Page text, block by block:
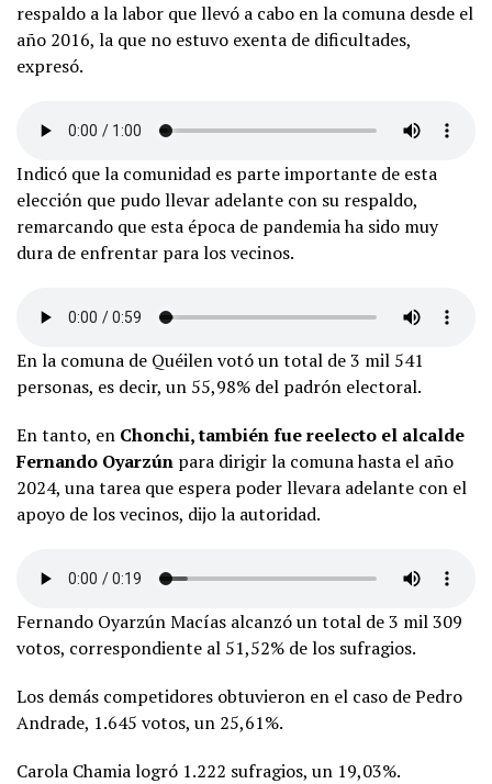
respaldo a la labor que llevó a cabo en la comuna desde el
año 2016, la que no estuvo exenta de dificultades,
expresó.
Indicó que la comunidad es parte importante de esta
elección que pudo llevar adelante con su respaldo,
remarcando que esta época de pandemia ha sido muy
dura de enfrentar para los vecinos.
En la comuna de Quéilen votó un total de 3 mil 541
personas, es decir, un 55,98% del padrón electoral.
En tanto, en Chonchi, también fue reelecto el alcalde
Fernando Oyarzún para dirigir la comuna hasta el año
2024, una tarea que espera poder llevara adelante con el
apoyo de los vecinos, dijo la autoridad.
Fernando Oyarzún Macías alcanzó un total de 3 mil 309
votos, correspondiente al 51,52% de los sufragios.
Los demás competidores obtuvieron en el caso de Pedro
Andrade, 1.645 votos, un 25,61%.
Carola Chamia logró 1.222 sufragios, un 19,03%.